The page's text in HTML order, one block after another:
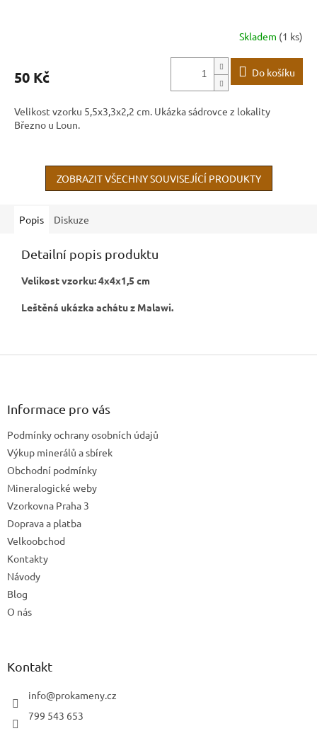
Skladem (1 ks)
50 Kč Do košíku
Velikost vzorku 5,5x3,3x2,2 cm. Ukázka sádrovce z lokality
Březno u Loun.
ZOBRAZIT VŠECHNY SOUVISEJÍCÍ PRODUKTY
Popis Diskuze
Detailní popis produktu
Velikost vzorku: 4x4x1,5 cm
Leštěná ukázka achátu z Malawi.
Z
Informace pro vás
Podmínky ochrany osobních údajů
Výkup minerálů a sbírek
Obchodní podmínky
Mineralogické weby
Vzorkovna Praha 3
Doprava a platba
Velkoobchod
Kontakty
Návody
Blog
O nás
Kontakt
info@prokameny.cz
799 543 653